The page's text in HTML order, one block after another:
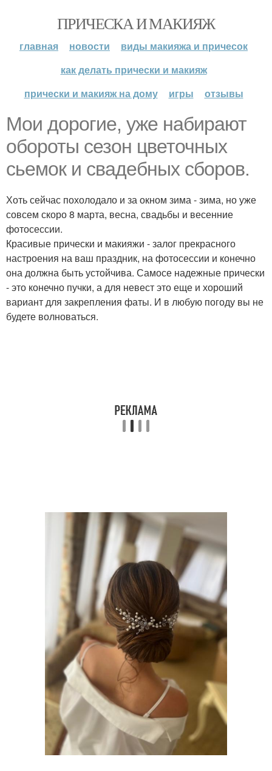
ПРИЧЕСКА И МАКИЯЖ
главная новости
виды макияжа и причесок
как делать прически и макияж
прически и макияж на дому
игры отзывы
Мои дорогие, уже набирают
обороты сезон цветочных
сьемок и свадебных сборов.
Хоть сейчас похолодало и за окном зима - зима, но уже
совсем скоро 8 марта, весна, свадьбы и весенние
фотосессии.
Красивые прически и макияжи - залог прекрасного
настроения на ваш праздник, на фотосессии и конечно
она должна быть устойчива. Самосе надежные прически
- это конечно пучки, а для невест это еще и хороший
вариант для закрепления фаты. И в любую погоду вы не
будете волноваться.